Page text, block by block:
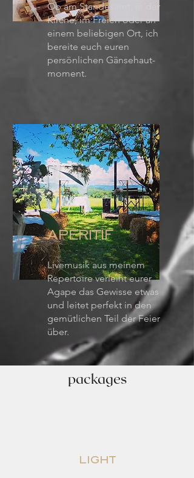
Ob am Standesamt, in der
Kirche, im Freien oder an
einem beliebigen Ort, ich
bereite euch euren
persönlichen Gänsehaut-
moment.
APERITIF
Livemusik aus meinem
Repertoire verleiht eurer
Agape das Gewisse etwas
und leitet perfekt in den
gemütlichen Teil der Feier
über.
packages
light